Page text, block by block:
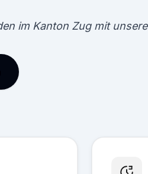
im Kanton Zug mit